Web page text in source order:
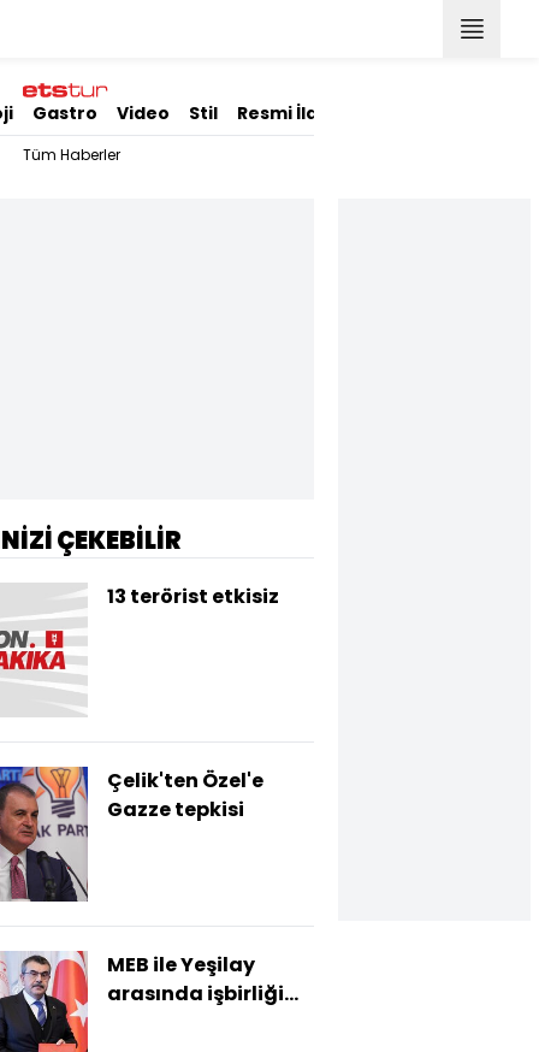
Gastro Video Stil Resmi İlanlar
Tüm Haberler
ÇEKEBİLİR
13 terörist etkisiz
Çelik'ten Özel'e
Gazze tepkisi
MEB ile Yeşilay
arasında işbirliği